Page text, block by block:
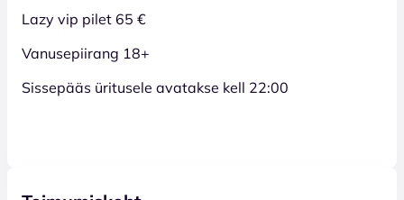
Lazy vip pilet 65 €
Vanusepiirang 18+
Sissepääs üritusele avatakse kell 22:00